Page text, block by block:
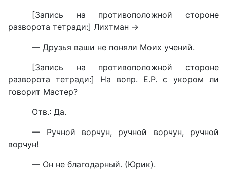
[Запись на противоположной стороне
разворота тетради:] Лихтман →
— Друзья ваши не поняли Моих учений.
[Запись на противоположной стороне
разворота тетради:] На вопр. Е.Р. с укором ли
говорит Мастер?
Отв.: Да.
— Ручной ворчун, ручной ворчун, ручной
ворчун!
— Он не благодарный. (Юрик).